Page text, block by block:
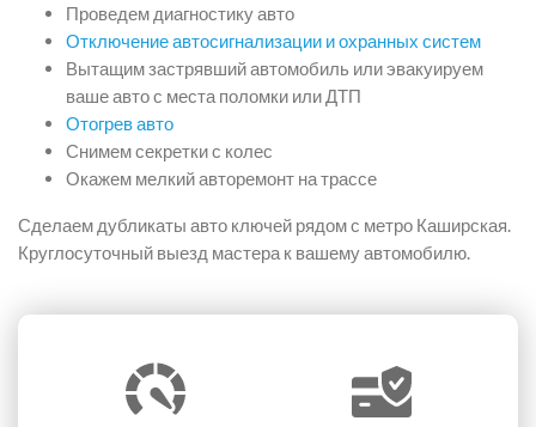
Проведем диагностику авто
Отключение автосигнализации и охранных систем
Вытащим застрявший автомобиль или эвакуируем
ваше авто с места поломки или ДТП
Отогрев авто
Снимем секретки с колес
Окажем мелкий авторемонт на трассе
Сделаем дубликаты авто ключей рядом с метро Каширская.
Круглосуточный выезд мастера к вашему автомобилю.